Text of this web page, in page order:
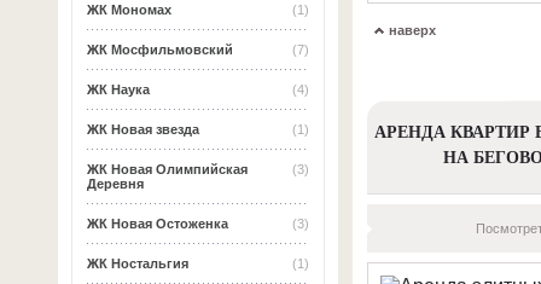
(1)
ЖК Мономах
(7)
ЖК Мосфильмовский
(4)
ЖК Наука
(1)
ЖК Новая звезда
(3)
ЖК Новая Олимпийская
Деревня
(3)
ЖК Новая Остоженка
(1)
ЖК Ностальгия
наверх
АРЕНДА
НА